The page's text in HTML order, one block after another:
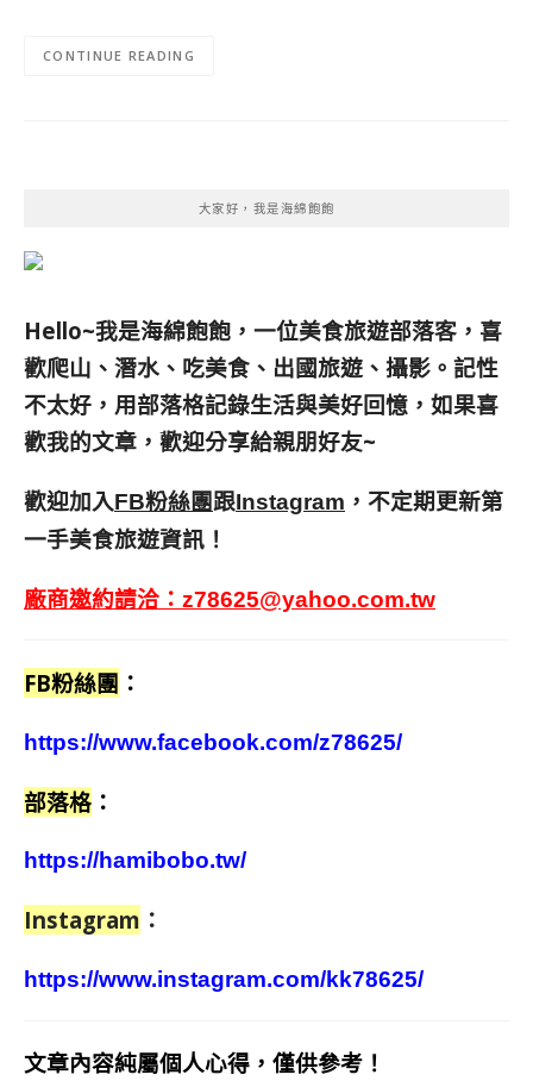
CONTINUE READING
大家好，我是海綿飽飽
Hello~我是海綿飽飽，一位美食旅遊部落客， 喜
歡爬山、潛水、吃美食、出國旅遊、攝影。 記性
不太好，用部落格記錄生活與美好回憶， 如果喜
歡我的文章，歡迎分享給親朋好友~
歡迎加入FB粉絲團跟Instagram ，不定期更新第
一手美食旅遊資訊！
廠商邀約請洽： z78625@yahoo.com.tw
FB粉絲團 ：
https://www.facebook.com/z78625/
部落格 ：
https://hamibobo.tw/
Instagram ：
https://www.instagram.com/kk78625/
文章內容純屬個人心得，僅供參考！